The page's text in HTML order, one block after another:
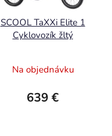
SCOOL TaXXi Elite 1
Cyklovozík žltý
Na objednávku
639 €